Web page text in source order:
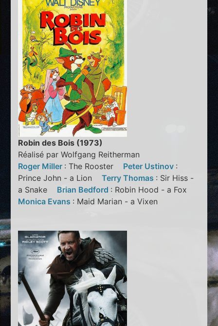
Robin des Bois (1973)
Réalisé par Wolfgang Reitherman
Roger Miller : The Rooster Peter Ustinov :
Prince John - a LionTerry Thomas : Sir Hiss -
a Snake Brian Bedford : Robin Hood - a Fox
Monica Evans : Maid Marian - a Vixen